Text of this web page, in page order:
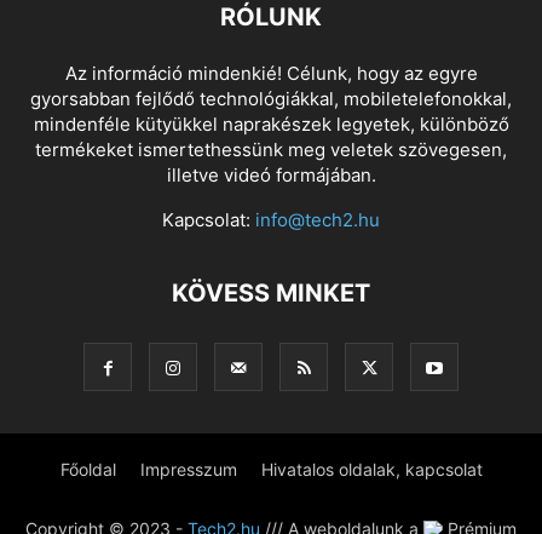
RÓLUNK
Az információ mindenkié! Célunk, hogy az egyre
gyorsabban fejlődő technológiákkal, mobiletelefonokkal,
mindenféle kütyükkel naprakészek legyetek, különböző
termékeket ismertethessünk meg veletek szövegesen,
illetve videó formájában.
Kapcsolat: info@tech2.hu
KÖVESS MINKET
Főoldal Impresszum Hivatalos oldalak, kapcsolat
Copyright © 2023 - Tech2.hu /// A weboldalunk a Prémium